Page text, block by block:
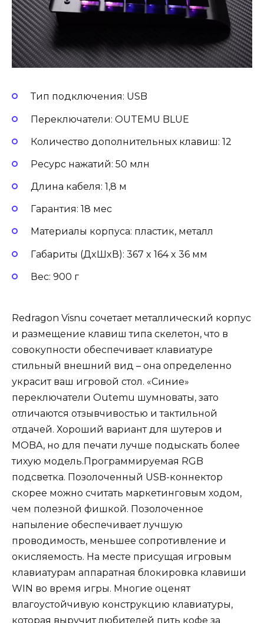
Тип подключения: USB
Переключатели: OUTEMU BLUE
Количество дополнительных клавиш: 12
Ресурс нажатий: 50 млн
Длина кабеля: 1,8 м
Гарантия: 18 мес
Материалы корпуса: пластик, металл
Габариты (ДxШxВ): 367 x 164 x 36 мм
Вес: 900 г
Redragon Visnu сочетает металлический корпус
и размещение клавиш типа скелетон, что в
совокупности обеспечивает клавиатуре
стильный внешний вид – она определенно
украсит ваш игровой стол. «Синие»
переключатели Outemu шумноваты, зато
отличаются отзывчивостью и тактильной
отдачей. Хороший вариант для шутеров и
MOBA, но для печати лучше подыскать более
тихую модель.Программируемая RGB
подсветка. Позолоченный USB-коннектор
скорее можно считать маркетинговым ходом,
чем полезной фишкой. Позолоченное
напыление обеспечивает лучшую
проводимость, меньшее сопротивление и
окисляемость. На месте присущая игровым
клавиатурам аппаратная блокировка клавиши
WIN во время игры. Многие оценят
влагоустойчивую конструкцию клавиатуры,
которая выручит любителей пить кофе за